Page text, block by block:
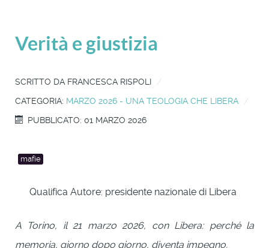
Verità e giustizia
SCRITTO DA FRANCESCA RISPOLI
CATEGORIA: MARZO 2026 - UNA TEOLOGIA CHE LIBERA
PUBBLICATO: 01 MARZO 2026
mafie
Qualifica Autore: presidente nazionale di Libera
A Torino, il 21 marzo 2026, con Libera: perché la
memoria, giorno dopo giorno, diventa impegno.